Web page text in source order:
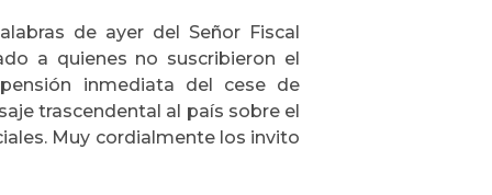
de ayer del Señor Fiscal
a quienes no suscribieron el
inmediata del cese de
trascendental al país sobre el
Muy cordialmente los invito